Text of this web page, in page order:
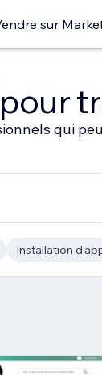
sur
qui
Installation